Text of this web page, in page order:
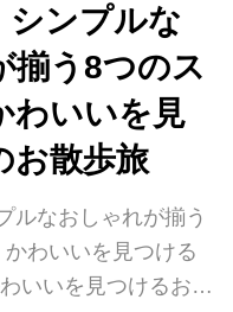
シンプルな
揃う8つのス
わいいを見
お散歩旅
ルなおしゃれが揃う
わいいを見つける
いいを見つけるお散